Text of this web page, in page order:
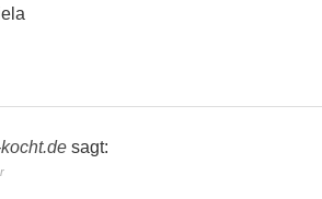
sagt: